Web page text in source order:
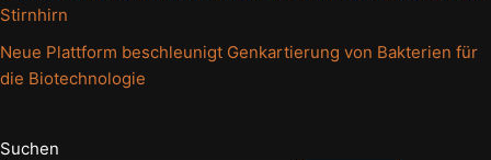
Stirnhirn
Neue Plattform beschleunigt Genkartierung von Bakterien für
die Biotechnologie
Suchen